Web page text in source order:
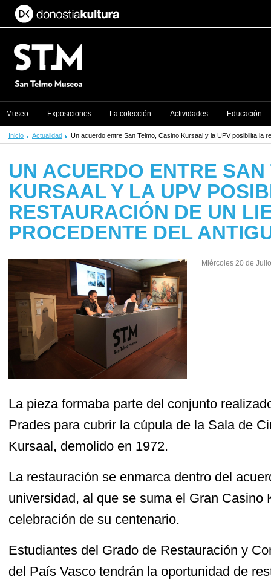
Inicio Actualidad Un acuerdo entre San Telmo, Casino Kursaal y la UPV posibilita la
UN ACUERDO ENTRE
KURSAAL Y LA UPV
RESTAURACIÓN DE UN
PROCEDENTE DEL
Miércoles 20 de
La pieza formaba parte del conjunto
Prades para cubrir la cúpula de la Sala de
Kursaal, demolido en 1972.
La restauración se enmarca dentro del
universidad, al que se suma el Gran Casino
celebración de su centenario.
Estudiantes del Grado de Restauración y
del País Vasco tendrán la oportunidad de
Museo Exposiciones La colección Actividades Educación